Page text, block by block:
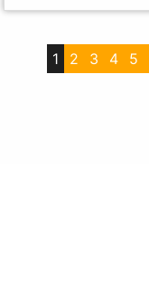
1 2 3 4 5